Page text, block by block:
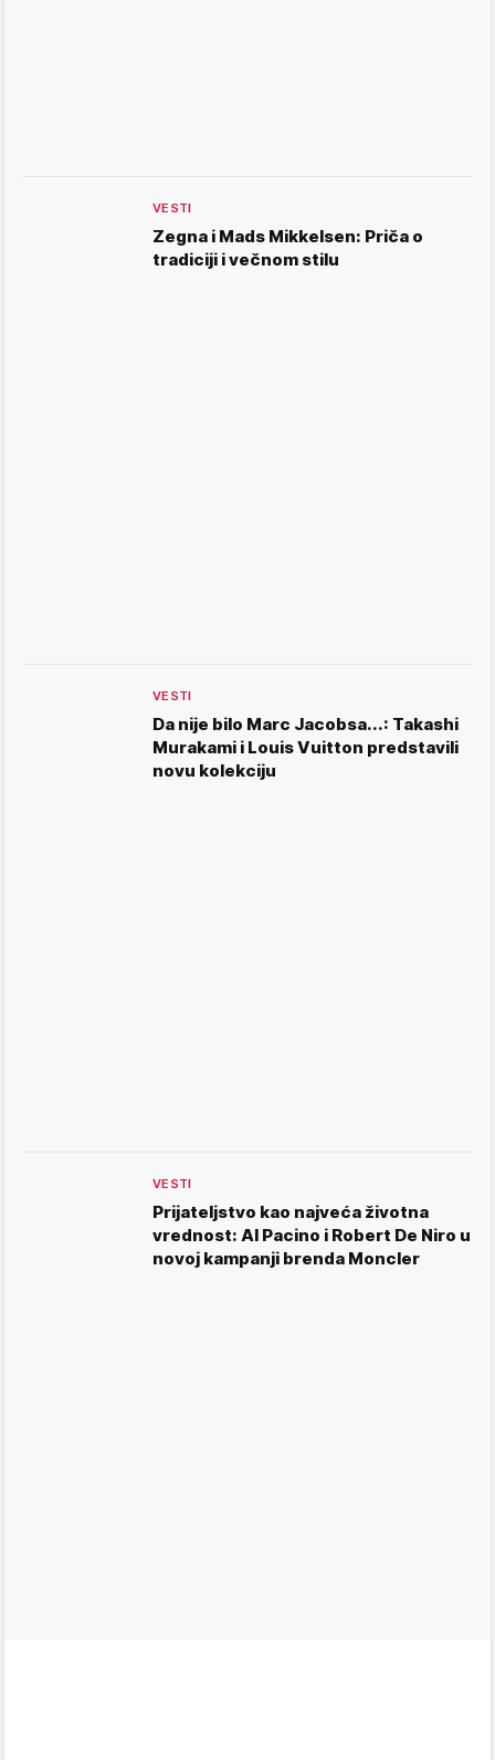
VESTI
Zegna i Mads Mikkelsen: Priča o
tradiciji i večnom stilu
VESTI
Da nije bilo Marc Jacobsa...: Takashi
Murakami i Louis Vuitton predstavili
novu kolekciju
VESTI
Prijateljstvo kao najveća životna
vrednost: Al Pacino i Robert De Niro u
novoj kampanji brenda Moncler